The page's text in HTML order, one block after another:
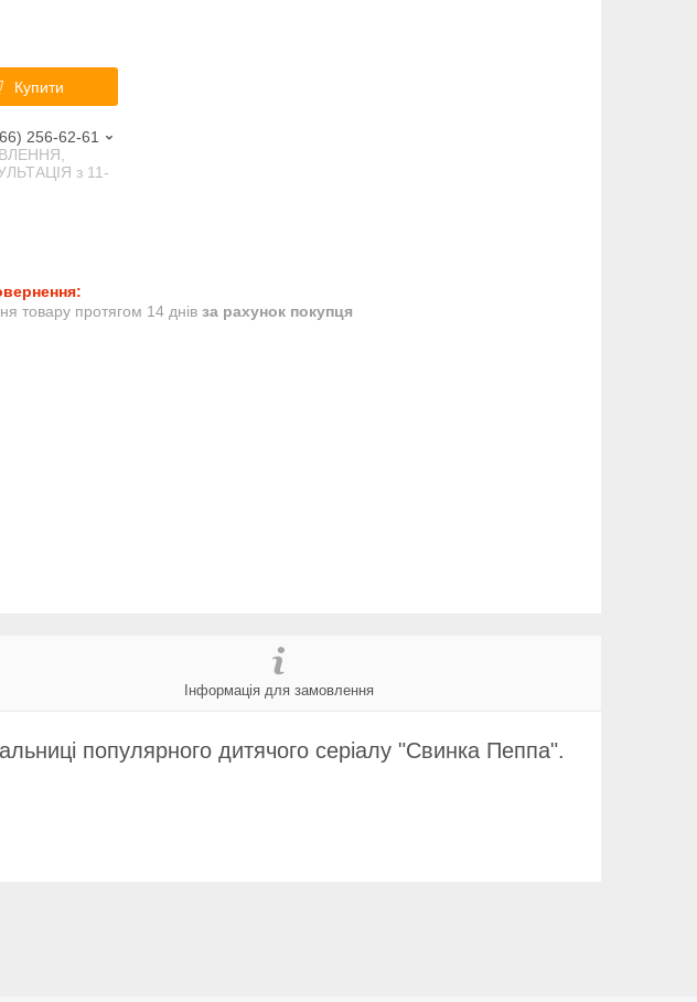
Купити
256-62-61
з 11-
товару протягом 14 днів за рахунок покупця
Інформація для замовлення
популярного дитячого серіалу "Свинка Пеппа".